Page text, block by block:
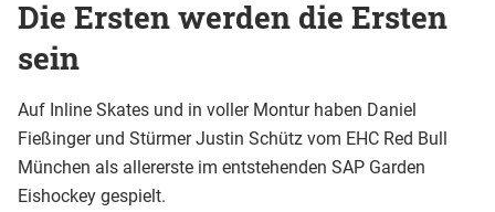
Die Ersten werden die Ersten
sein
Auf Inline Skates und in voller Montur haben Daniel
Fießinger und Stürmer Justin Schütz vom EHC Red Bull
München als allererste im entstehenden SAP Garden
Eishockey gespielt.